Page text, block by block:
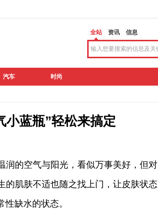
全站 资讯 信息
汽车 时尚
小蓝瓶”轻松来搞定
的空气与阳光，看似万事美好，但对
肌肤不适也随之找上门，让皮肤状态
缺水的状态。